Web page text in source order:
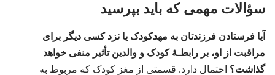
سؤالات مهمی که باید بپرسید
آیا فرستادن فرزندتان به مهدکودک یا نزد کسی دیگر برای
مراقبت از او،‏ بر رابطـهٔ کودک و والدین تأثیر منفی خواهد
گذاشت؟‏ احتمال دارد.‏ قسمتی از مغز کودک که مربوط به